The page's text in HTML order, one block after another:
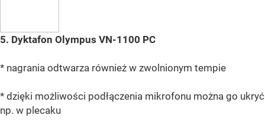
5. Dyktafon Olympus VN-1100 PC
* nagrania odtwarza również w zwolnionym tempie
* dzięki możliwości podłączenia mikrofonu można go ukryć
np. w plecaku